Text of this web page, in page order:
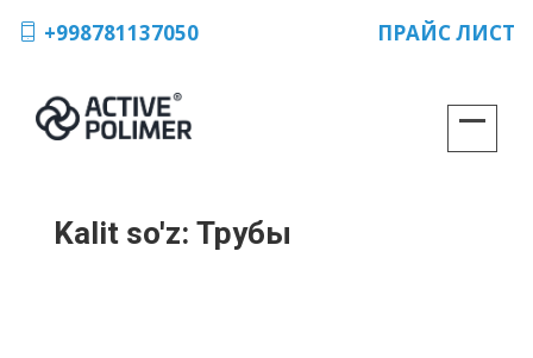
+998781137050 ПРАЙС ЛИСТ
Kalit so'z: Трубы